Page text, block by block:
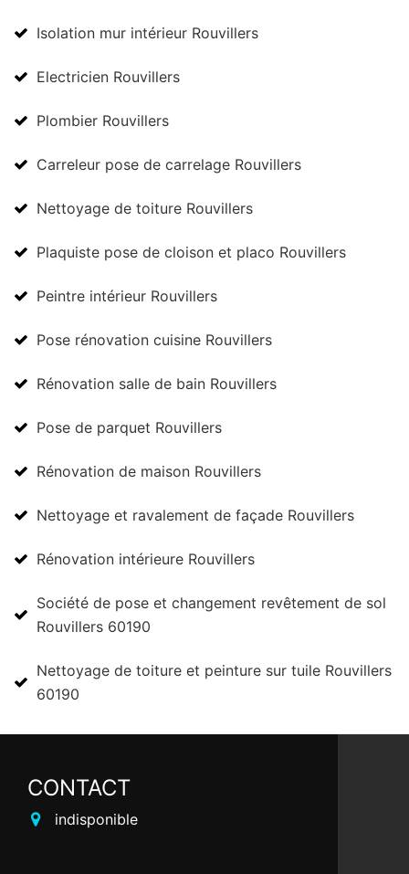
Isolation mur intérieur Rouvillers
Electricien Rouvillers
Plombier Rouvillers
Carreleur pose de carrelage Rouvillers
Nettoyage de toiture Rouvillers
Plaquiste pose de cloison et placo Rouvillers
Peintre intérieur Rouvillers
Pose rénovation cuisine Rouvillers
Rénovation salle de bain Rouvillers
Pose de parquet Rouvillers
Rénovation de maison Rouvillers
Nettoyage et ravalement de façade Rouvillers
Rénovation intérieure Rouvillers
Société de pose et changement revêtement de sol
Rouvillers 60190
Nettoyage de toiture et peinture sur tuile Rouvillers
60190
CONTACT
indisponible